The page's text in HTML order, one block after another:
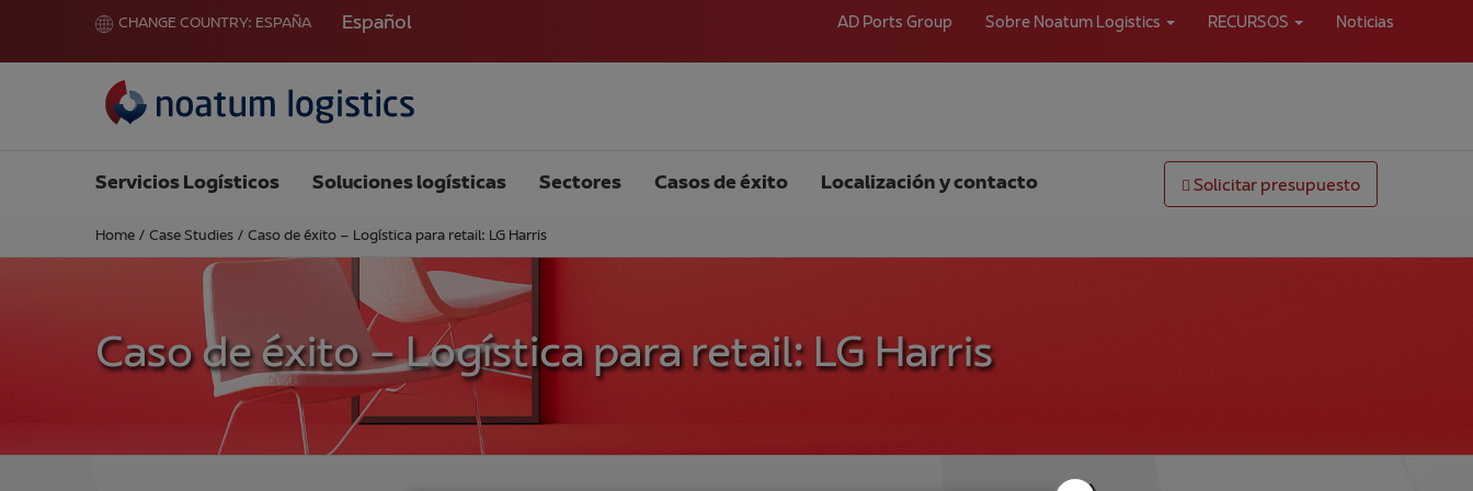
CHANGE COUNTRY: ESPAÑA Español AD Ports Group Sobre Noatum Logistics RECURSOS Noticias
Servicios Logísticos Soluciones logísticas Sectores Casos de éxito Localización y contacto Solicitar presupuesto
Home / Case Studies / Caso de éxito – Logística para retail: LG Harris
Caso de éxito – Logística para retail: LG Harris